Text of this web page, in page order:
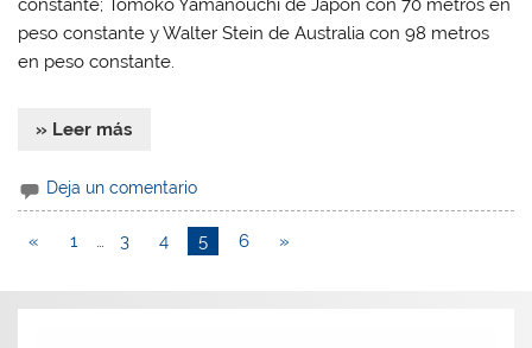
constante; Tomoko Yamanouchi de Japón con 70 metros en
peso constante y Walter Stein de Australia con 98 metros
en peso constante.
» Leer más
Deja un comentario
« 1 … 3 4 5 6 »